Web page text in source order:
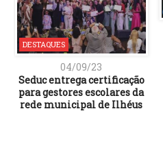
DESTAQUES
04/09/23
Seduc entrega certificação
para gestores escolares da
rede municipal de Ilhéus